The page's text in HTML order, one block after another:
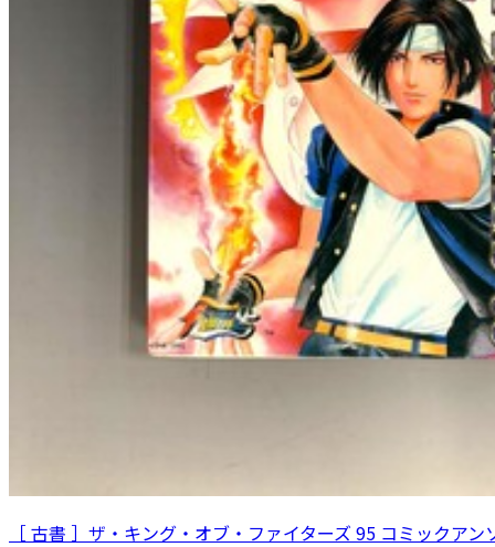
［ 古書 ］ザ・キング・オブ・ファイターズ 95 コミックアン